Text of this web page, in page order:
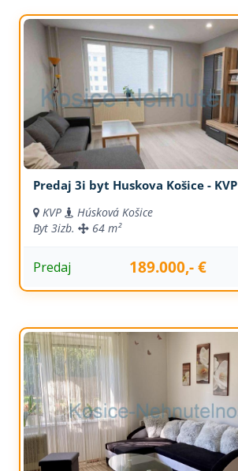
Predaj 3i byt Huskova Košice - KVP
KVP
Húsková Košice
Byt 3izb. 64 m²
Predaj 189.000,- €